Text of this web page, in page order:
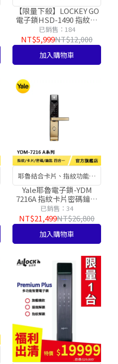
心的服務好品質
【限量下殺】LOCKEY GO
電子鎖HSD-1490 指紋辨
識/密碼/圖形密碼/一次性
密碼/感應卡
已銷售：184
NT$5,999NT$12,000
加入購物車
耶魯結合卡片、指紋功能的
進階款電子鎖
Yale耶魯電子鎖-YDM
7216A 指紋卡片密碼鑰匙
四合一【台灣總代理公司
貨】
已銷售：34
NT$21,499NT$26,800
加入購物車